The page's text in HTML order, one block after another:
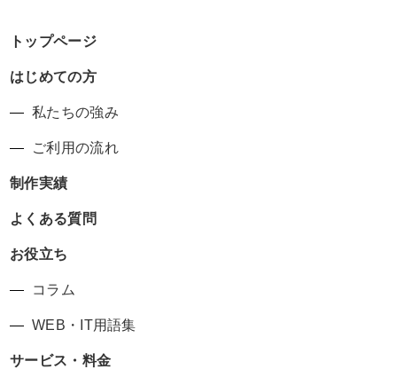
トップページ
はじめての方
私たちの強み
ご利用の流れ
制作実績
よくある質問
お役立ち
コラム
WEB・IT用語集
サービス・料金